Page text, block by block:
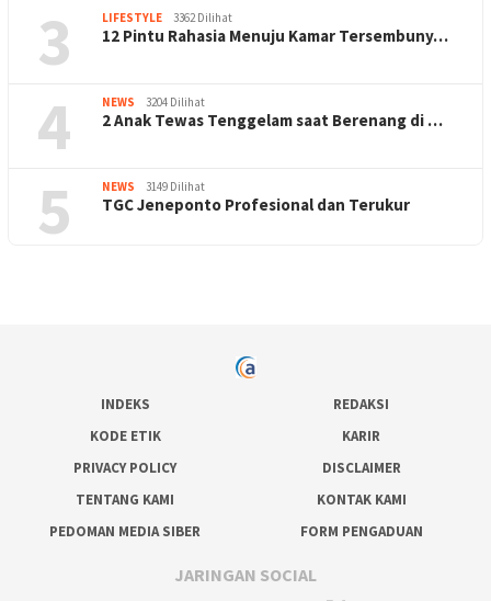
3 LIFESTYLE 3362 Dilihat
12 Pintu Rahasia Menuju Kamar Tersembuny…
4 NEWS 3204 Dilihat
2 Anak Tewas Tenggelam saat Berenang di …
5 NEWS 3149 Dilihat
TGC Jeneponto Profesional dan Terukur
INDEKS
REDAKSI
KODE ETIK
KARIR
PRIVACY POLICY
DISCLAIMER
TENTANG KAMI
KONTAK KAMI
PEDOMAN MEDIA SIBER
FORM PENGADUAN
JARINGAN SOCIAL